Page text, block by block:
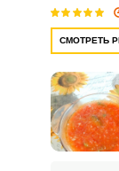
СМОТРЕТЬ